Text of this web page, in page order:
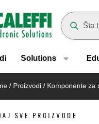
main
Solutions
/ Proizvodi / Komponente za
SVE PROIZVODE